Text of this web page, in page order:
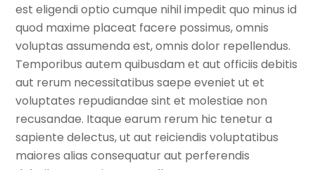
est eligendi optio cumque nihil impedit quo minus id
quod maxime placeat facere possimus, omnis
voluptas assumenda est, omnis dolor repellendus.
Temporibus autem quibusdam et aut officiis debitis
aut rerum necessitatibus saepe eveniet ut et
voluptates repudiandae sint et molestiae non
recusandae. Itaque earum rerum hic tenetur a
sapiente delectus, ut aut reiciendis voluptatibus
maiores alias consequatur aut perferendis